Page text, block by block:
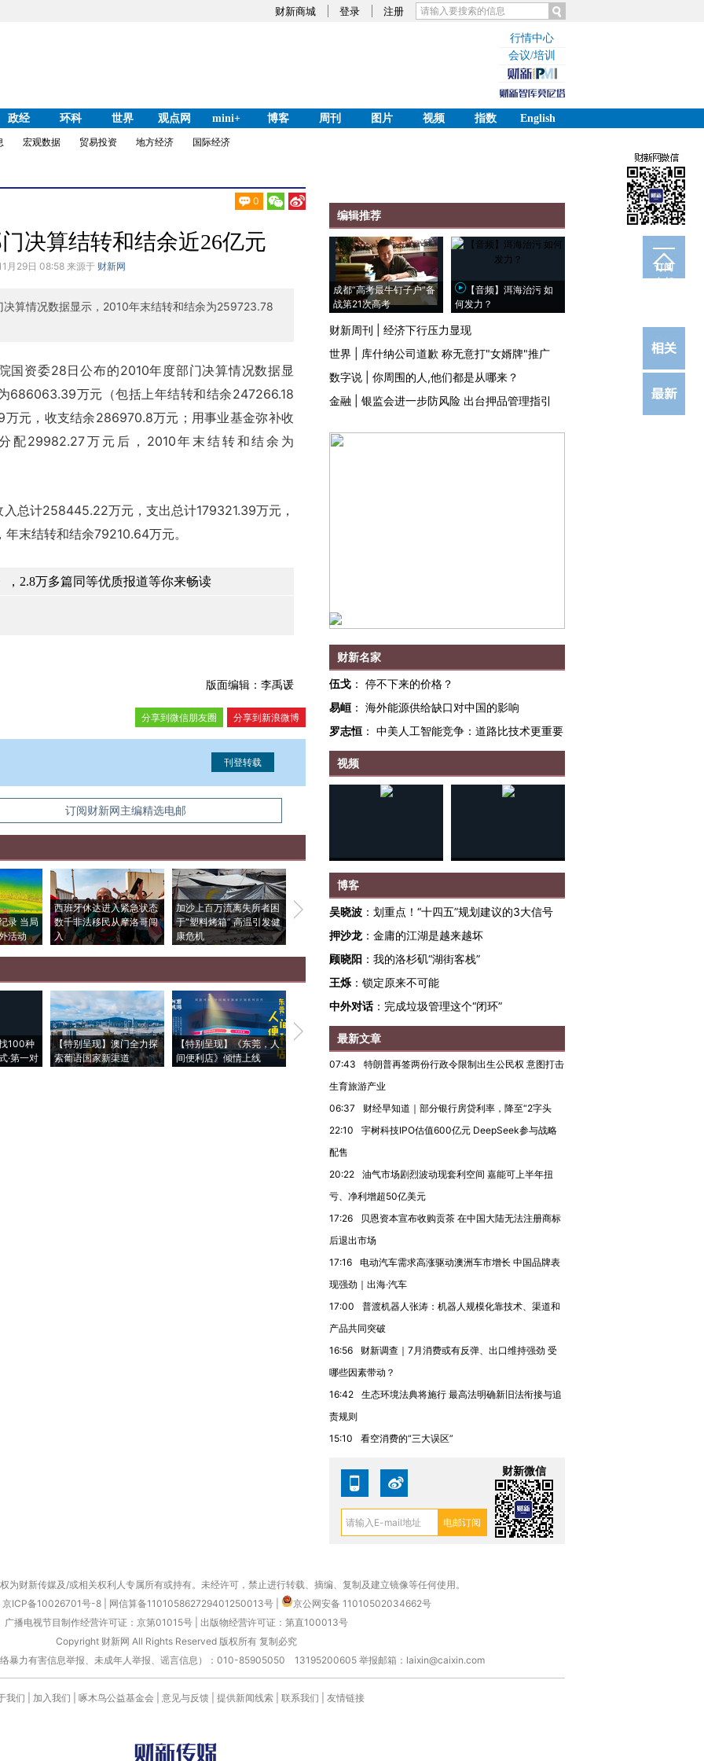
财新商城 登录 注册
行情中心
会议/培训
政经 环科 世界 观点网 mini+ 博客 周刊 图片 视频 指数
English
宏观数据 贸易投资 地方经济 国际经济
0
订阅
电邮
决算结转和结余近26亿元
月29日 08:58 来源于 财新网
算情况数据显示，2010年末结转和结余为259723.78
资委28日公布的2010年度部门决算情况数据显
686063.39万元（包括上年结转和结余247266.18
元，收支结余286970.8万元；用事业基金弥补收
配29982.27万元后，2010年末结转和结余为
计258445.22万元，支出总计179321.39万元，
末结转和结余79210.64万元。
，2.8万多篇同等优质报道等你来畅读
版面编辑：李禹谖
分享到新浪微博
分享到微信朋友圈
。经确认即可刊登转载。订阅财新网主编精选电邮
录 当局
活动
西班牙休达进入紧急状态
数千非法移民从摩洛哥闯
入
加沙上百万流离失所者困
于“塑料烤箱” 高温引发健
康危机
视线｜HYROX的吸金
心“花钱找虐”？
马航飞行员跨国走私7万
毒品
视线｜被称为“蟑螂”的印
100种
·第一对
【特别呈现】澳门全力探
索葡语国家新渠道
【特别呈现】《东莞，人
间便利店》倾情上线
【推广】走进第四届链博
会，让数智科技“链”接产
有意思的生活方式·第三对
【商旅对话】华住集团
住三大增长引擎是什么？
编辑推荐
成都“高考最牛钉子户”备
战第21次高考
【音频】洱海治污 如
何发力？
财新周刊
经济下行压力显现
世界
库什纳公司道歉 称无意打"女婿牌"推广
数字说
你周围的人,他们都是从哪来？
金融
银监会进一步防风险 出台押品管理指引
财新名家
伍戈 ： 停不下来的价格？
易峘 ： 海外能源供给缺口对中国的影响
罗志恒 ： 中美人工智能竞争：道路比技术更重要
视频
博客
吴晓波 ： 划重点！“十四五”规划建议的3大信号
押沙龙 ： 金庸的江湖是越来越坏
顾晓阳 ： 我的洛杉矶“湖街客栈”
王烁 ： 锁定原来不可能
中外对话： 完成垃圾管理这个“闭环”
最新文章
07:43
特朗普再签两份行政令限制出生公民权 意图打击
生育旅游产业
06:37
财经早知道｜部分银行房贷利率，降至“2字头
22:10
宇树科技IPO估值600亿元 DeepSeek参与战略
配售
20:22
油气市场剧烈波动现套利空间 嘉能可上半年扭
亏、净利增超50亿美元
17:26
贝恩资本宣布收购贡茶 在中国大陆无法注册商标
后退出市场
17:16
电动汽车需求高涨驱动澳洲车市增长 中国品牌表
现强劲｜出海·汽车
17:00
普渡机器人张涛：机器人规模化靠技术、渠道和
产品共同突破
16:56
财新调查｜7月消费或有反弹、出口维持强劲 受
哪些因素带动？
16:42
生态环境法典将施行 最高法明确新旧法衔接与追
责规则
15:10
看空消费的“三大误区”
财新微信
为财新传媒及/或相关权利人专属所有或持有。未经许可，禁止进行转载、摘编、复制及建立镜像等任何使用。
京ICP备10026701号-8 网信算备110105862729401250013号
京公网安备 11010502034662号
广播电视节目制作经营许可证：京第01015号| 出版物经营许可证：第直100013号
Copyright 财新网 All Rights Reserved 版权所有 复制必究
暴力有害信息举报、未成年人举报、谣言信息）：010-85905050 13195200605 举报邮箱：laixin@caixin.com
我们 加入我们 啄木鸟公益基金会 意见与反馈 提供新闻线索 联系我们 友情链接